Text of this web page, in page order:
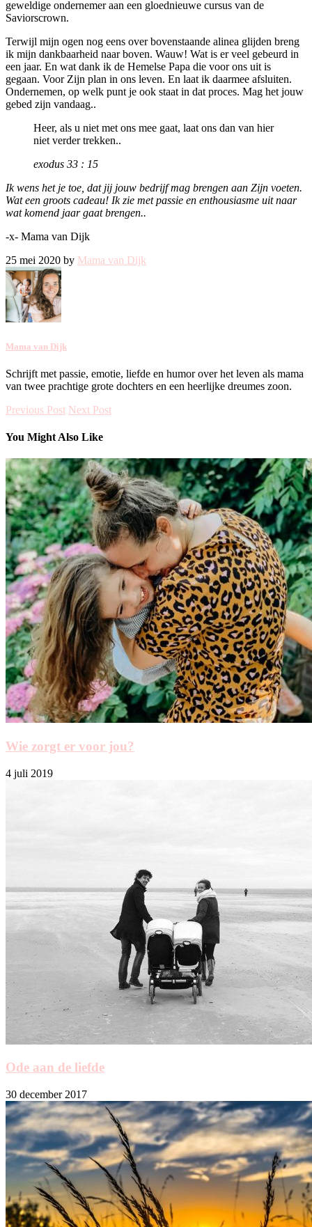
geweldige ondernemer aan een gloednieuwe cursus van de
Saviorscrown.
Terwijl mijn ogen nog eens over bovenstaande alinea glijden breng
ik mijn dankbaarheid naar boven. Wauw! Wat is er veel gebeurd in
een jaar. En wat dank ik de Hemelse Papa die voor ons uit is
gegaan. Voor Zijn plan in ons leven. En laat ik daarmee afsluiten.
Ondernemen, op welk punt je ook staat in dat proces. Mag het jouw
gebed zijn vandaag..
Heer, als u niet met ons mee gaat, laat ons dan van hier
niet verder trekken..
exodus 33 : 15
Ik wens het je toe, dat jij jouw bedrijf mag brengen aan Zijn voeten.
Wat een groots cadeau! Ik zie met passie en enthousiasme uit naar
wat komend jaar gaat brengen..
-x- Mama van Dijk
25 mei 2020 by Mama van Dijk
Mama van Dijk
Schrijft met passie, emotie, liefde en humor over het leven als mama
van twee prachtige grote dochters en een heerlijke dreumes zoon.
Previous Post Next Post
You Might Also Like
Wie zorgt er voor jou?
4 juli 2019
Ode aan de liefde
30 december 2017